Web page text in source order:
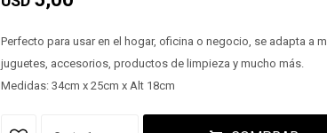
Perfecto para usar en el hogar, oficina o negocio, se adapta a
juguetes, accesorios, productos de limpieza y mucho más.
Medidas: 34cm x 25cm x Alt 18cm